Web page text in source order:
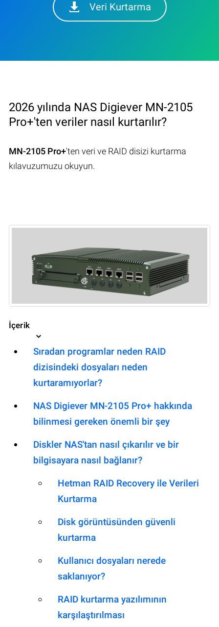
Veri Kurtarma
2026 yılında NAS Digiever MN-2105
Pro+'ten veriler nasıl kurtarılır?
MN-2105 Pro+'ten veri ve RAID disizi kurtarma
kılavuzumuzu okuyun.
İçerik
Sıradan programlar neden RAID
dizisindeki dosyaları neden
kurtaramıyorlar?
NAS Digiever MN-2105 Pro+ hakkında
bilinmesi gereken önemli bir şey
Diskler NAS'tan nasıl çıkarılır ve bir
bilgisayara nasıl bağlanır?
Hetman RAID Recovery ile Verileri
Kurtarma
Disk görüntüsünden güvenli
kurtarma
Kullanıcı dosyaları nerede
saklanıyor?
RAID kurtarma yazılımının
karşılaştırılması